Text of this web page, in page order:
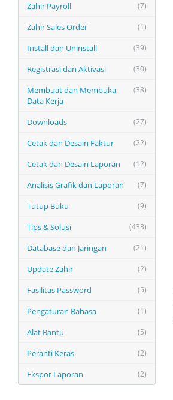
(7)
Zahir Payroll
(1)
Zahir Sales Order
(39)
Install dan Uninstall
(30)
Registrasi dan Aktivasi
(38)
Membuat dan Membuka
Data Kerja
(27)
Downloads
(22)
Cetak dan Desain Faktur
(12)
Cetak dan Desain Laporan
(7)
Analisis Grafik dan Laporan
(9)
Tutup Buku
(433)
Tips & Solusi
(21)
Database dan Jaringan
(2)
Update Zahir
(5)
Fasilitas Password
(1)
Pengaturan Bahasa
(5)
Alat Bantu
(2)
Peranti Keras
(2)
Ekspor Laporan